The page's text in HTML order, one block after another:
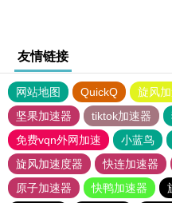
友情链接
网站地图 QuickQ 旋风
坚果加速器
tiktok加速器
免费vqn外网加速
小蓝鸟
旋风加速度器
快连加速器
原子加速器
快鸭加速器